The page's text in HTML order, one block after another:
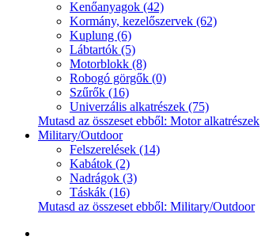
Kenőanyagok (42)
Kormány, kezelőszervek (62)
Kuplung (6)
Lábtartók (5)
Motorblokk (8)
Robogó görgők (0)
Szűrők (16)
Univerzális alkatrészek (75)
Mutasd az összeset ebből: Motor alkatrészek
Military/Outdoor
Felszerelések (14)
Kabátok (2)
Nadrágok (3)
Táskák (16)
Mutasd az összeset ebből: Military/Outdoor